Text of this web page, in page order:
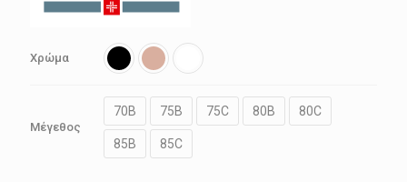
Χρώμα
Μέγεθος
70B 75B 75C 80B 80C
85B 85C